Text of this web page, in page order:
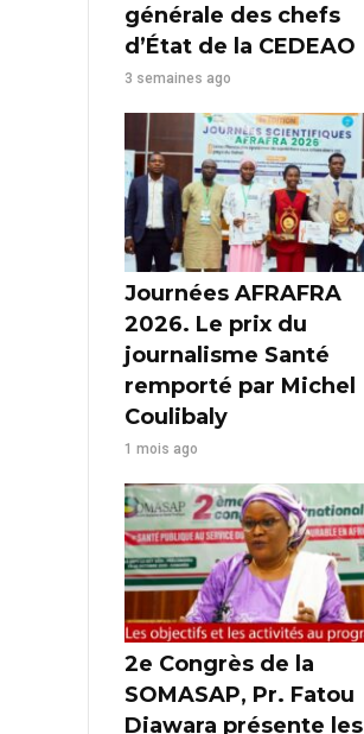
générale des chefs
d’État de la CEDEAO
3 semaines ago
Journées AFRAFRA
2026. Le prix du
journalisme Santé
remporté par Michel
Coulibaly
1 mois ago
2e Congrès de la
SOMASAP, Pr. Fatou
Diawara présente les